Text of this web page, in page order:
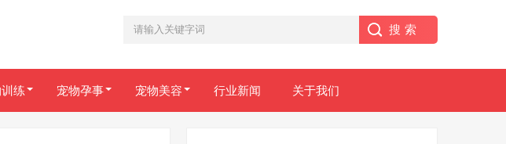
练 宠物孕事 宠物美容 行业新闻 关于我们